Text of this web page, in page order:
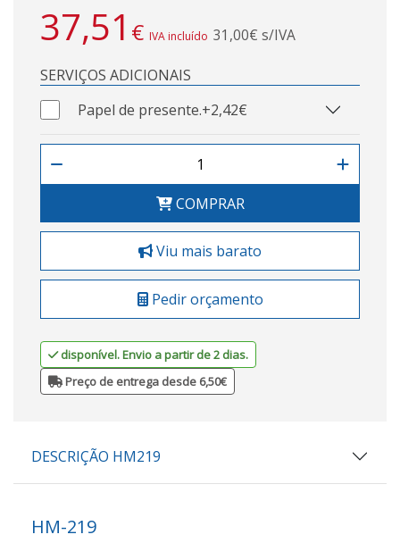
37,51 € IVA incluído 31,00€ s/IVA
SERVIÇOS ADICIONAIS
Papel de presente.+2,42€
COMPRAR
Viu mais barato
Pedir orçamento
disponível. Envio a partir de 2 dias.
Preço de entrega desde 6,50€
DESCRIÇÃO HM219
HM-219